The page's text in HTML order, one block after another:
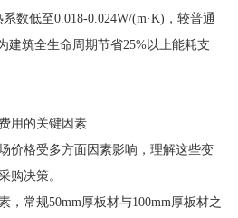
数低至0.018-0.024W/(m·K)，较普通
建筑全生命周期节省25%以上能耗支
用的关键因素
价格受多方面因素影响，理解这些变
购决策。
，常规50mm厚板材与100mm厚板材之